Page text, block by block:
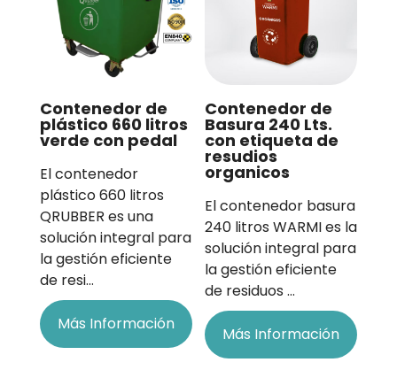
Contenedor de
plástico 660 litros
verde con pedal
El contenedor
plástico 660 litros
QRUBBER es una
solución integral para
la gestión eficiente
de resi…
Más Información
Contenedor de
Basura 240 Lts.
con etiqueta de
resudios
organicos
El contenedor basura
240 litros WARMI es la
solución integral para
la gestión eficiente
de residuos …
Más Información